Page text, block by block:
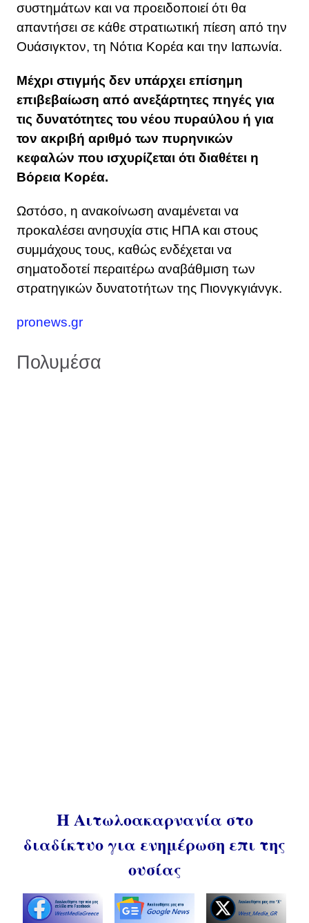
συστημάτων και να προειδοποιεί ότι θα
απαντήσει σε κάθε στρατιωτική πίεση από την
Ουάσιγκτον, τη Νότια Κορέα και την Ιαπωνία.
Μέχρι στιγμής δεν υπάρχει επίσημη
επιβεβαίωση από ανεξάρτητες πηγές για
τις δυνατότητες του νέου πυραύλου ή για
τον ακριβή αριθμό των πυρηνικών
κεφαλών που ισχυρίζεται ότι διαθέτει η
Βόρεια Κορέα.
Ωστόσο, η ανακοίνωση αναμένεται να
προκαλέσει ανησυχία στις ΗΠΑ και στους
συμμάχους τους, καθώς ενδέχεται να
σηματοδοτεί περαιτέρω αναβάθμιση των
στρατηγικών δυνατοτήτων της Πιονγκγιάνγκ.
pronews.gr
Πολυμέσα
Η Αιτωλοακαρνανία στο
διαδίκτυο για ενημέρωση επι της
ουσίας